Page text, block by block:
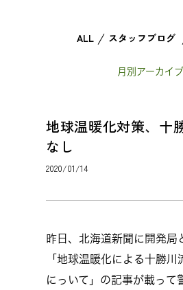
ALL スタッフブログ
月別アーカイブ
地球温暖化対策、十
なし
2020/01/14
昨日、北海道新聞に開発局
「地球温暖化による十勝川
にっいて」の記事が載って